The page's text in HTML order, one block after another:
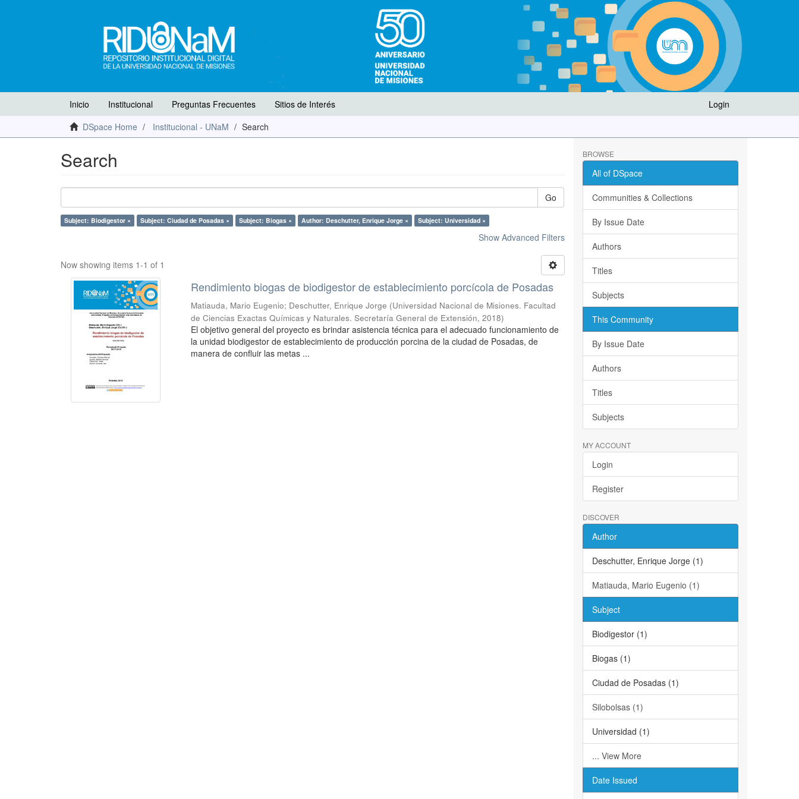
Login
Inicio Institucional Preguntas Frecuentes
Sitios de Interés
DSpace Home
Institucional - UNaM Search
Search
Go
Subject: Biodigestor × Subject: Ciudad de Posadas × Subject: Biogas × Author: Deschutter, Enrique Jorge × Subject: Universidad ×
Show Advanced Filters
Now showing items 1-1 of 1
Rendimiento biogas de biodigestor de establecimiento porcícola de Posadas
Matiauda, Mario Eugenio; Deschutter, Enrique Jorge (Universidad Nacional de Misiones. Facultad
de Ciencias Exactas Químicas y Naturales. Secretaría General de Extensión,2018)
El objetivo general del proyecto es brindar asistencia técnica para el adecuado funcionamiento de
la unidad biodigestor de establecimiento de producción porcina de la ciudad de Posadas, de
manera de confluir las metas ...
BROWSE
All of DSpace
Communities & Collections
By Issue Date
Authors
Titles
Subjects
This Community
By Issue Date
Authors
Titles
Subjects
MY ACCOUNT
Login
Register
DISCOVER
Author
Deschutter, Enrique Jorge (1)
Matiauda, Mario Eugenio (1)
Subject
Biodigestor (1)
Biogas (1)
Ciudad de Posadas (1)
Silobolsas (1)
Universidad (1)
... View More
Date Issued